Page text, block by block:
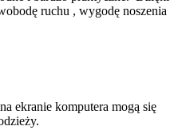
ruchu , wygodę noszenia
ekranie komputera mogą się